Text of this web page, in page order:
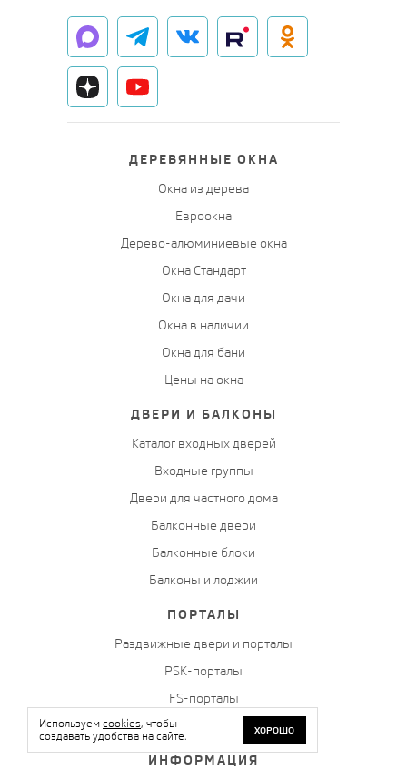
Используем cookies, чтобы
создавать удобства на сайте.
ХОРОШО
ДЕРЕВЯННЫЕ ОКНА
Окна из дерева
Евроокна
Дерево-алюминиевые окна
Окна Стандарт
Окна для дачи
Окна в наличии
Окна для бани
Цены на окна
ДВЕРИ И БАЛКОНЫ
Каталог входных дверей
Входные группы
Двери для частного дома
Балконные двери
Балконные блоки
Балконы и лоджии
ПОРТАЛЫ
Раздвижные двери и порталы
PSK-порталы
FS-порталы
HS-порталы
ИНФОРМАЦИЯ